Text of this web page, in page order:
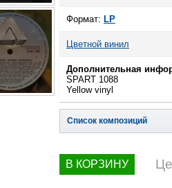
Формат: LP
Цветной винил
Дополнительная
SPART 1088
Yellow vinyl
Список композиций
В КОРЗИНУ